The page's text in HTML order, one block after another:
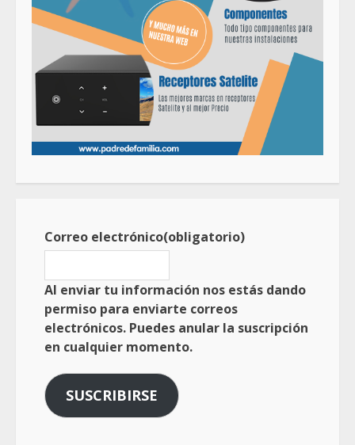
Correo electrónico(obligatorio)
Al enviar tu información nos estás dando
permiso para enviarte correos
electrónicos. Puedes anular la suscripción
en cualquier momento.
SUSCRIBIRSE